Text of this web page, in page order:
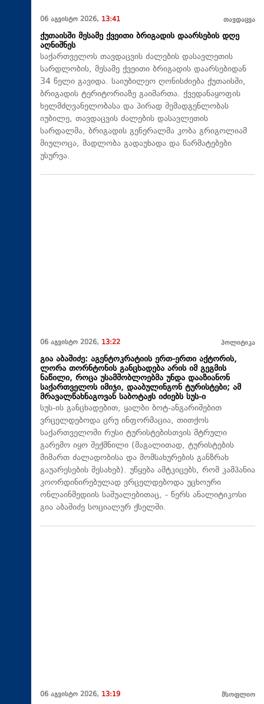
06 აგვისტო 2026, 13:41 თავდაცვა
ქუთაისში მესამე ქვეითი ბრიგადის დაარსების დღე
აღნიშნეს
საქართველოს თავდაცვის ძალების დასავლეთის
სარდლობის, მესამე ქვეითი ბრიგადის დაარსებიდან
34 წელი გავიდა. საიუბილეო ღონისძიება ქუთაისში,
ბრიგადის ტერიტორიაზე გაიმართა. ქვედანაყოფის
ხელმძღვანელობასა და პირად შემადგენლობას
იუბილე, თავდაცვის ძალების დასავლეთის
სარდალმა, ბრიგადის გენერალმა კობა გრიგოლიამ
მიულოცა, მადლობა გადაუხადა და წარმატებები
უსურვა.
06 აგვისტო 2026, 13:22 პოლიტიკა
გია აბაშიძე: აგენტოკრატიის ერთ-ერთი აქტორის,
ლორა თორნტონის განცხადება არის იმ გეგმის
ნაწილი, როცა უსამშობლოებმა უნდა დააზიანონ
საქართველოს იმიჯი, დააბულინგონ ტურისტები; ამ
მრავალწახნაგოვან საბოტაჟს იძიებს სუს-ი
​სუს-ის განცხადებით, ყალბი ბოტ-ანგარიშებით
ვრცელდებოდა ცრუ ინფორმაცია, თითქოს
საქართველოში რუსი ტურისტებისთვის მტრული
გარემო იყო შექმნილი (მაგალითად, ტურისტების
მიმართ ძალადობისა და მომსახურების განზრახ
გაუარესების შესახებ). უწყება ამტკიცებს, რომ კამპანია
კოორდინირებულად ვრცელდებოდა უცხოური
ონლაინმედიის საშუალებითაც, - წერს ანალიტიკოსი
გია აბაშიძე სოციალურ ქსელში.
06 აგვისტო 2026, 13:19 მსოფლიო